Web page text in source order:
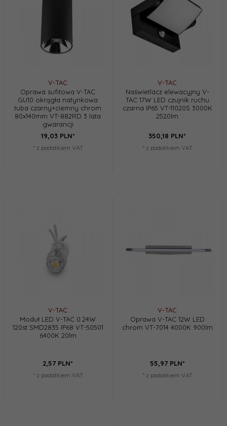
V-TAC
Oprawa sufitowa V-TAC
GU10 okrągła natynkowa
tuba czarny+ciemny chrom
80x140mm VT-882RD 3 lata
gwarancji
19,03 PLN*
* z podatkiem VAT
V-TAC
Naświetlacz elewacyjny V-
TAC 17W LED czujnik ruchu
czarna IP65 VT-11020S 3000K
2520lm
350,18 PLN*
* z podatkiem VAT
V-TAC
Moduł LED V-TAC 0.24W
120st SMD2835 IP68 VT-50501
6400K 20lm
2,57 PLN*
* z podatkiem VAT
V-TAC
Oprawa V-TAC 12W LED
chrom VT-7014 4000K 900lm
55,97 PLN*
* z podatkiem VAT